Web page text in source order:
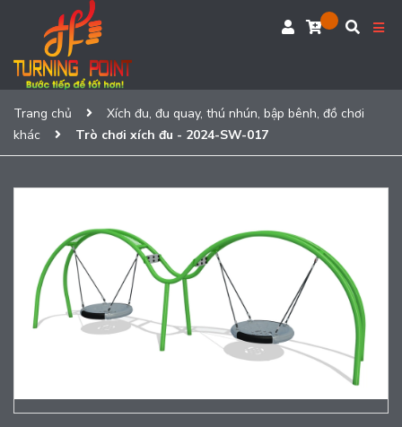
Trang chủ
Xích đu, đu quay, thú nhún, bập bênh, đồ chơi
khác
Trò chơi xích đu - 2024-SW-017